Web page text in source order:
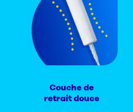
Couche de
retrait douce